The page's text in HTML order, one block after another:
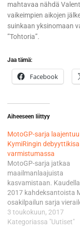
mahtavaa nähdä
vaikeimpien aikojen
suinkaan yksinomaan
”Tohtoria”.
Jaa tämä:
Facebook
Aiheeseen liittyy
MotoGP-sarja
KymiRingin debyyttikisa
varmistumassa
MotoGP-sarja jatkaa
maailmanlaajuista
kasvamistaan. Kaudella
2017 kahdeksantoista
osakilpailun sarja
14 eri maassa samalla,
yhä useampi uusi maa on
3 toukokuun, 2017
Kategoriassa "Uutiset"